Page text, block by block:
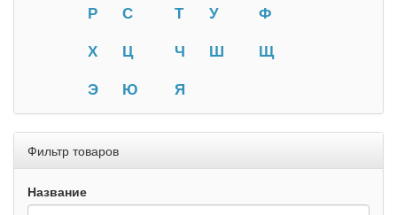
Р
С Т У
Ф
Х
Ц Ч Ш
Щ
Э
Ю Я
Фильтр товаров
Название